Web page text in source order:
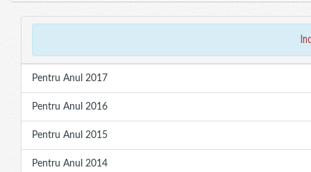
Pentru Anul 2017
Pentru Anul 2016
Pentru Anul 2015
Pentru Anul 2014